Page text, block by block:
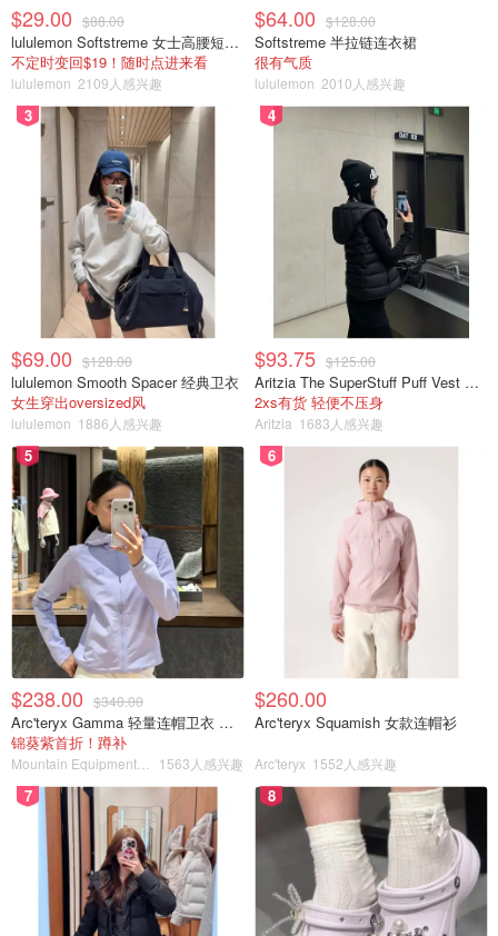
$29.00 $88.00
lululemon Softstreme 女士高腰短裤 10cm
不定时变回$19！随时点进来看
lululemon 2109人感兴趣
$64.00 $128.00
Softstreme 半拉链连衣裙
很有气质
lululemon 2010人感兴趣
3
$69.00 $128.00
lululemon Smooth Spacer 经典卫衣
女生穿出oversized风
lululemon 1886人感兴趣
4
$93.75 $125.00
Aritzia The SuperStuff Puff Vest 轻盈亮面马甲
2xs有货 轻便不压身
Aritzia 1683人感兴趣
5
$238.00 $340.00
Arc'teryx Gamma 轻量连帽卫衣 女款
锦葵紫首折！蹲补
1563人感兴趣
6
$260.00
Arc'teryx Squamish 女款连帽衫
Arc'teryx 1552人感兴趣
7 8